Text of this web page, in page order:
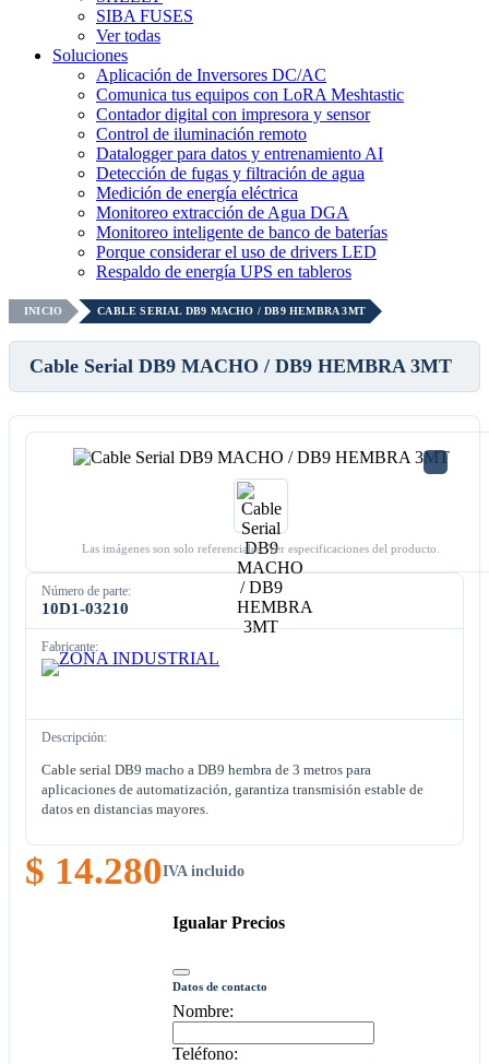
SIBA FUSES
Ver todas
Soluciones
Aplicación de Inversores DC/AC
Comunica tus equipos con LoRA Meshtastic
Contador digital con impresora y sensor
Control de iluminación remoto
Datalogger para datos y entrenamiento AI
Detección de fugas y filtración de agua
Medición de energía eléctrica
Monitoreo extracción de Agua DGA
Monitoreo inteligente de banco de baterías
Porque considerar el uso de drivers LED
Respaldo de energía UPS en tableros
INICIO CABLE SERIAL DB9 MACHO / DB9 HEMBRA 3MT
Cable Serial DB9 MACHO / DB9 HEMBRA 3MT
Las imágenes son solo referenciales. Ver especificaciones del producto.
Número de parte:
10D1-03210
Fabricante:
Descripción:
Cable serial DB9 macho a DB9 hembra de 3 metros para
aplicaciones de automatización, garantiza transmisión estable de
datos en distancias mayores.
$ 14.280IVA incluido
Igualar Precios
Datos de contacto
Nombre:
Teléfono: